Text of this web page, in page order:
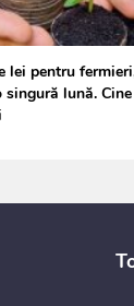
lei pentru
lună. Cine